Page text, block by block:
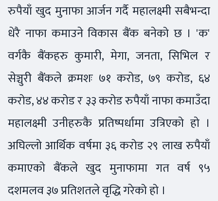
रुपैयाँ खुद मुनाफा आर्जन गर्दै महालक्ष्मी सबैभन्दा
धेरै नाफा कमाउने विकास बैंक बनेको छ । 'क'
वर्गकै बैंकहरु कुमारी, मेगा, जनता, सिभिल र
सेञ्चुरी बैंकले क्रमशः ७१ करोड, ७९ करोड, ६४
करोड, ४४ करोड र ३३ करोड रुपैयाँ नाफा कमाउँदा
महालक्ष्मी उनीहरुकै प्रतिष्पर्धामा उत्रिएको हो ।
अघिल्लो आर्थिक वर्षमा ३६ करोड २९ लाख रुपैयाँ
कमाएको बैंकले खुद मुनाफामा गत वर्ष ९५
दशमलव ३७ प्रतिशतले वृद्धि गरेको हो ।